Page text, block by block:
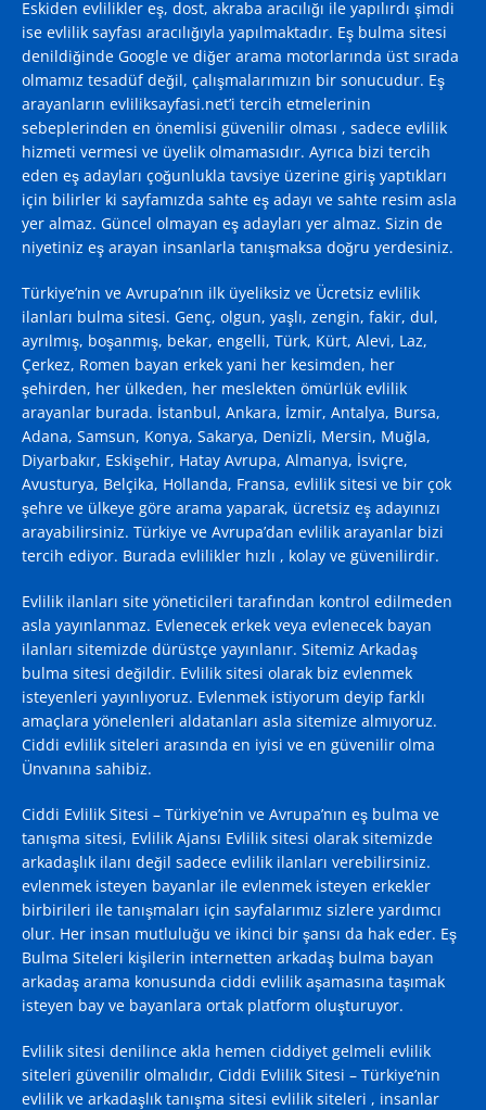
Eskiden evlilikler eş, dost, akraba aracılığı ile yapılırdı şimdi
ise evlilik sayfası aracılığıyla yapılmaktadır. Eş bulma sitesi
denildiğinde Google ve diğer arama motorlarında üst sırada
olmamız tesadüf değil, çalışmalarımızın bir sonucudur. Eş
arayanların evliliksayfasi.net’i tercih etmelerinin
sebeplerinden en önemlisi güvenilir olması , sadece evlilik
hizmeti vermesi ve üyelik olmamasıdır. Ayrıca bizi tercih
eden eş adayları çoğunlukla tavsiye üzerine giriş yaptıkları
için bilirler ki sayfamızda sahte eş adayı ve sahte resim asla
yer almaz. Güncel olmayan eş adayları yer almaz. Sizin de
niyetiniz eş arayan insanlarla tanışmaksa doğru yerdesiniz.
Türkiye’nin ve Avrupa’nın ilk üyeliksiz ve Ücretsiz evlilik
ilanları bulma sitesi. Genç, olgun, yaşlı, zengin, fakir, dul,
ayrılmış, boşanmış, bekar, engelli, Türk, Kürt, Alevi, Laz,
Çerkez, Romen bayan erkek yani her kesimden, her
şehirden, her ülkeden, her meslekten ömürlük evlilik
arayanlar burada. İstanbul, Ankara, İzmir, Antalya, Bursa,
Adana, Samsun, Konya, Sakarya, Denizli, Mersin, Muğla,
Diyarbakır, Eskişehir, Hatay Avrupa, Almanya, İsviçre,
Avusturya, Belçika, Hollanda, Fransa, evlilik sitesi ve bir çok
şehre ve ülkeye göre arama yaparak, ücretsiz eş adayınızı
arayabilirsiniz. Türkiye ve Avrupa’dan evlilik arayanlar bizi
tercih ediyor. Burada evlilikler hızlı , kolay ve güvenilirdir.
Evlilik ilanları site yöneticileri tarafından kontrol edilmeden
asla yayınlanmaz. Evlenecek erkek veya evlenecek bayan
ilanları sitemizde dürüstçe yayınlanır. Sitemiz Arkadaş
bulma sitesi değildir. Evlilik sitesi olarak biz evlenmek
isteyenleri yayınlıyoruz. Evlenmek istiyorum deyip farklı
amaçlara yönelenleri aldatanları asla sitemize almıyoruz.
Ciddi evlilik siteleri arasında en iyisi ve en güvenilir olma
Ünvanına sahibiz.
Ciddi Evlilik Sitesi – Türkiye’nin ve Avrupa’nın eş bulma ve
tanışma sitesi, Evlilik Ajansı Evlilik sitesi olarak sitemizde
arkadaşlık ilanı değil sadece evlilik ilanları verebilirsiniz.
evlenmek isteyen bayanlar ile evlenmek isteyen erkekler
birbirileri ile tanışmaları için sayfalarımız sizlere yardımcı
olur. Her insan mutluluğu ve ikinci bir şansı da hak eder. Eş
Bulma Siteleri kişilerin internetten arkadaş bulma bayan
arkadaş arama konusunda ciddi evlilik aşamasına taşımak
isteyen bay ve bayanlara ortak platform oluşturuyor.
Evlilik sitesi denilince akla hemen ciddiyet gelmeli evlilik
siteleri güvenilir olmalıdır, Ciddi Evlilik Sitesi – Türkiye’nin
evlilik ve arkadaşlık tanışma sitesi evlilik siteleri , insanlar